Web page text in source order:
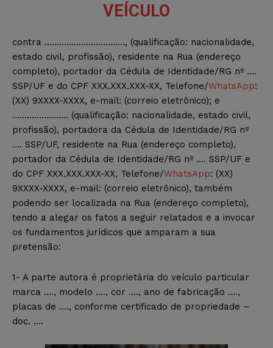
VEÍCULO
contra ……………………………, (qualificação: nacionalidade,
estado civil, profissão), residente na Rua (endereço
completo), portador da Cédula de Identidade/RG nº ….
SSP/UF e do CPF XXX.XXX.XXX-XX, Telefone/WhatsApp:
(XX) 9XXXX-XXXX, e-mail: (correio eletrônico); e
………………….. (qualificação: nacionalidade, estado civil,
profissão), portadora da Cédula de Identidade/RG nº
…. SSP/UF, residente na Rua (endereço completo),
portador da Cédula de Identidade/RG nº …. SSP/UF e
do CPF XXX.XXX.XXX-XX, Telefone/WhatsApp: (XX)
9XXXX-XXXX, e-mail: (correio eletrônico), também
podendo ser localizada na Rua (endereço completo),
tendo a alegar os fatos a seguir relatados e a invocar
os fundamentos jurídicos que amparam a sua
pretensão:
1- A parte autora é proprietária do veículo particular
marca …., modelo …., cor …., ano de fabricação ….,
placas de …., conforme certificado de propriedade –
doc. ….